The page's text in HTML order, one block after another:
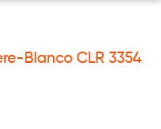
Blanco CLR 3354